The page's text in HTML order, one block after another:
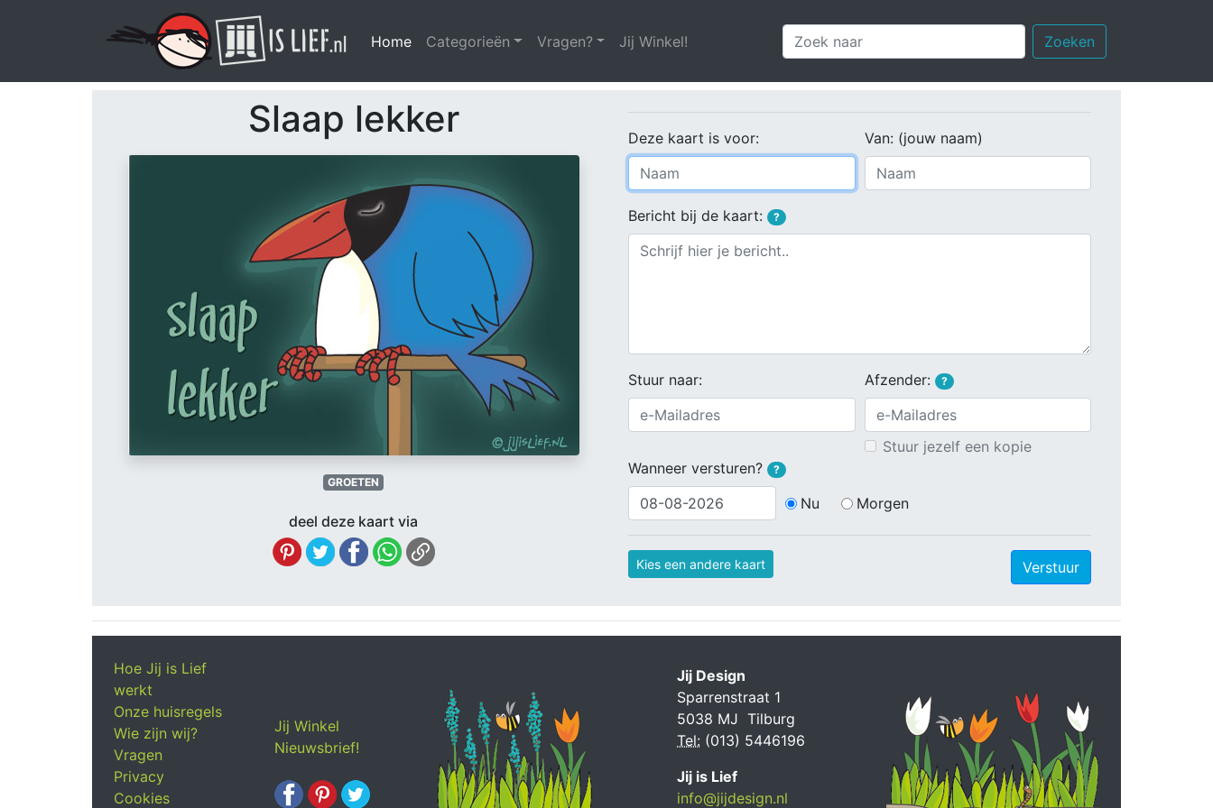
Home (huidige)
Categorieën Vragen? Jij Winkel! Zoeken
Slaap lekker
GROETEN
deel deze kaart via
Deze kaart is voor: Van: (jouw naam)
Bericht bij de kaart: ?
Stuur naar: Afzender: ?
Stuur jezelf een kopie
Wanneer versturen?
?
Nu Morgen
Kies een andere kaart Verstuur
Hoe Jij is Lief
werkt
Onze huisregels
Wie zijn wij?
Vragen
Privacy
Cookies
Jij Winkel
Nieuwsbrief!
Jij Design
Sparrenstraat 1
5038 MJ Tilburg
Tel: (013) 5446196
Jij is Lief
info@jijdesign.nl